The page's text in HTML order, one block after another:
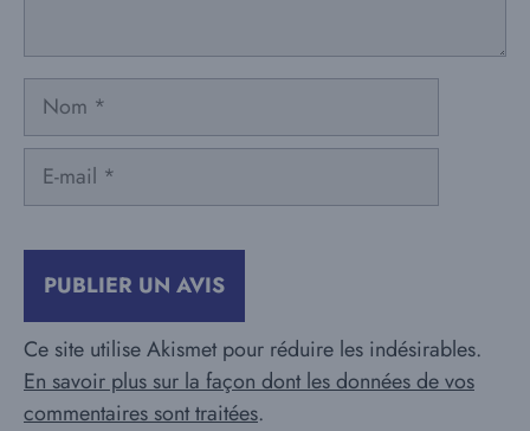
Nom
Ce site utilise Akismet pour réduire les indésirables.
En savoir plus sur la façon dont les données de vos
commentaires sont traitées.